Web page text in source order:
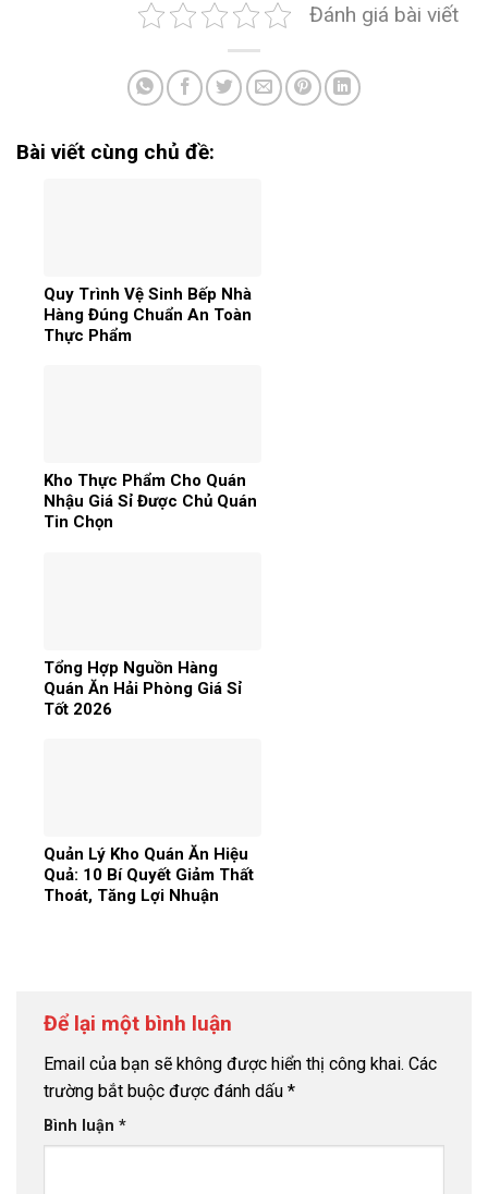
Đánh giá bài viết
Bài viết cùng chủ đề:
Quy Trình Vệ Sinh Bếp Nhà
Hàng Đúng Chuẩn An Toàn
Thực Phẩm
Kho Thực Phẩm Cho Quán
Nhậu Giá Sỉ Được Chủ Quán
Tin Chọn
Tổng Hợp Nguồn Hàng
Quán Ăn Hải Phòng Giá Sỉ
Tốt 2026
Quản Lý Kho Quán Ăn Hiệu
Quả: 10 Bí Quyết Giảm Thất
Thoát, Tăng Lợi Nhuận
Để lại một bình luận
Email của bạn sẽ không được hiển thị công khai. Các
trường bắt buộc được đánh dấu *
Bình luận *